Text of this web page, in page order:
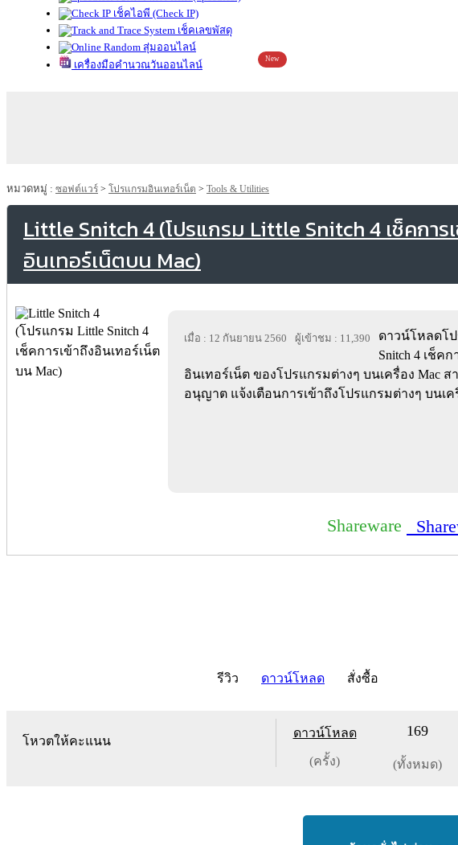
เช็คไอพี (Check IP)
เช็คเลขพัสดุ
สุ่มออนไลน์
เครื่องมือคำนวณวันออนไลน์
New
หมวดหมู่ : ซอฟต์แวร์ > โปรแกรมอินเทอร์เน็ต > Tools & Utilities
Little Snitch 4 (โปรแกรม Little Snitch 4 เช็คการ
อินเทอร์เน็ตบน Mac)
เมื่อ : 12 กันยายน 2560 ผู้เข้าชม : 11,390
ดาวน์โหลดโ
Snitch 4 เช็คก
อินเทอร์เน็ต ของโปรแกรมต่างๆ บนเครื่อง Mac
อนุญาต แจ้งเตือนการเข้าถึงโปรแกรมต่างๆ บนเค
Shareware
รีวิว ดาวน์โหลด สั่งซื้อ
โหวตให้คะแนน
ดาวน์โหลด
(ครั้ง)
169
(ทั้งหมด)